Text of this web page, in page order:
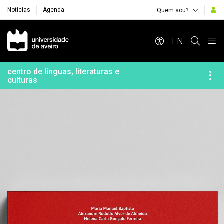
Notícias Agenda Quem sou?
Navegação Principal
EN
centro de línguas, literaturas e
culturas